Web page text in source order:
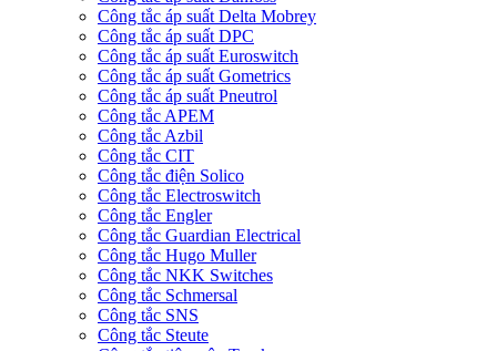
Công tắc áp suất Delta Mobrey
Công tắc áp suất DPC
Công tắc áp suất Euroswitch
Công tắc áp suất Gometrics
Công tắc áp suất Pneutrol
Công tắc APEM
Công tắc Azbil
Công tắc CIT
Công tắc điện Solico
Công tắc Electroswitch
Công tắc Engler
Công tắc Guardian Electrical
Công tắc Hugo Muller
Công tắc NKK Switches
Công tắc Schmersal
Công tắc SNS
Công tắc Steute